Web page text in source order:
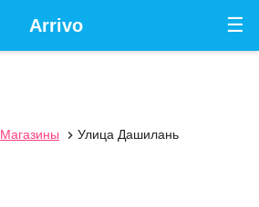
☰
Arrivo
Магазины  Улица Дашилань